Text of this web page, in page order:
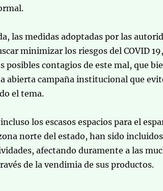
las medidas adoptadas por las
minimizar los riesgos del COVID
posibles contagios de este mal, que
abierta campaña institucional que
el tema.
los escasos espacios para el
norte del estado, han sido
afectando duramente a las
de la vendimia de sus productos.